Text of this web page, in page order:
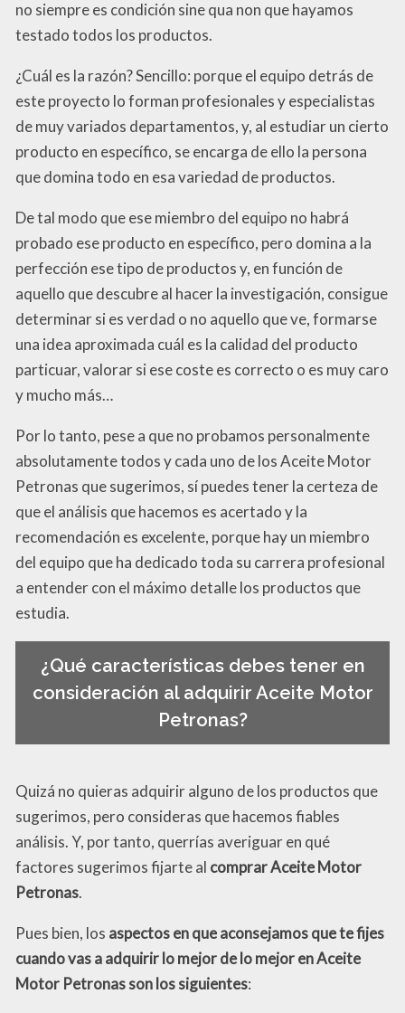
no siempre es condición sine qua non que hayamos
testado todos los productos.
¿Cuál es la razón? Sencillo: porque el equipo detrás de
este proyecto lo forman profesionales y especialistas
de muy variados departamentos, y, al estudiar un cierto
producto en específico, se encarga de ello la persona
que domina todo en esa variedad de productos.
De tal modo que ese miembro del equipo no habrá
probado ese producto en específico, pero domina a la
perfección ese tipo de productos y, en función de
aquello que descubre al hacer la investigación, consigue
determinar si es verdad o no aquello que ve, formarse
una idea aproximada cuál es la calidad del producto
particuar, valorar si ese coste es correcto o es muy caro
y mucho más…
Por lo tanto, pese a que no probamos personalmente
absolutamente todos y cada uno de los Aceite Motor
Petronas que sugerimos, sí puedes tener la certeza de
que el análisis que hacemos es acertado y la
recomendación es excelente, porque hay un miembro
del equipo que ha dedicado toda su carrera profesional
a entender con el máximo detalle los productos que
estudia.
¿Qué características debes tener en
consideración al adquirir Aceite Motor
Petronas?
Quizá no quieras adquirir alguno de los productos que
sugerimos, pero consideras que hacemos fiables
análisis. Y, por tanto, querrías averiguar en qué
factores sugerimos fijarte al comprar Aceite Motor
Petronas.
Pues bien, los aspectos en que aconsejamos que te fijes
cuando vas a adquirir lo mejor de lo mejor en Aceite
Motor Petronas son los siguientes: